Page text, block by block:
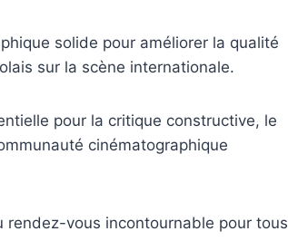
solide pour améliorer la qualité
sur la scène internationale.
pour la critique constructive, le
cinématographique
rendez-vous incontournable pour tous